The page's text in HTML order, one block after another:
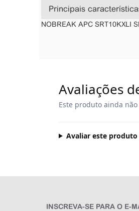
Principais
NOBREAK APC SRT10KXLI
Avaliações
Este produto ainda
Avaliar este produto
INSCREVA-SE PARA O E-